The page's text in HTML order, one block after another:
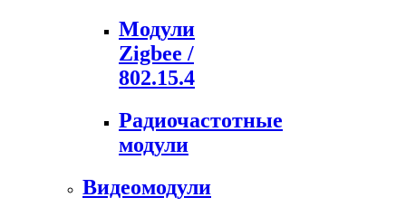
Модули
Zigbee /
802.15.4
Радиочастотные
модули
Видеомодули